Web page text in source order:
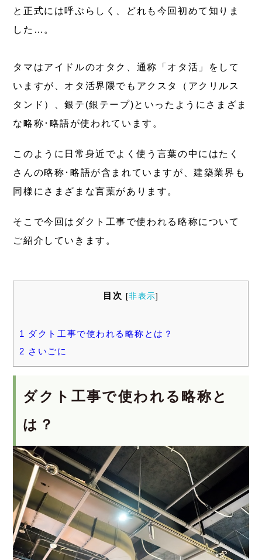
と正式には呼ぶらしく、どれも今回初めて知りま
した…。
タマはアイドルのオタク、通称「オタ活」をして
いますが、オタ活界隈でもアクスタ（アクリルス
タンド）、銀テ(銀テープ)といったようにさまざま
な略称･略語が使われています。
このように日常身近でよく使う言葉の中にはたく
さんの略称･略語が含まれていますが、建築業界も
同様にさまざまな言葉があります。
そこで今回はダクト工事で使われる略称について
ご紹介していきます。
目次 [非表示]
1 ダクト工事で使われる略称とは？
2 さいごに
ダクト工事で使われる略称と
は？